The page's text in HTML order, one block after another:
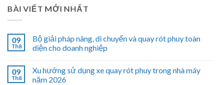
BÀI VIẾT MỚI NHẤT
09
Th8
Bộ giải pháp nâng, di chuyển và quay rót phuy toàn
diện cho doanh nghiệp
09
Th8
Xu hướng sử dụng xe quay rót phuy trong nhà máy
năm 2026